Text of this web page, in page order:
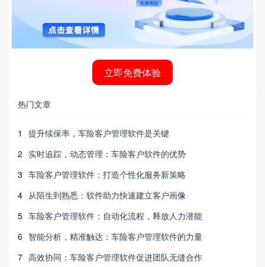
立即免费体验
热门文章
1
提升续保率，车险客户管理软件是关键
2 实时追踪，动态管理：车险客户软件的优势
3 车险客户管理软件：打造个性化服务新策略
4 从陌生到熟悉：软件助力快速建立客户画像
5 车险客户管理软件：自动化流程，释放人力潜能
6 智能分析，精准触达：车险客户管理软件的力量
7 高效协同：车险客户管理软件促进团队无缝合作